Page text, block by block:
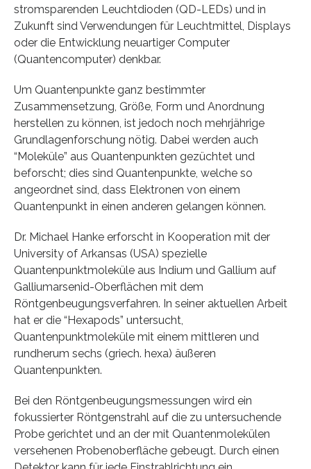
stromsparenden Leuchtdioden (QD-LEDs) und in
Zukunft sind Verwendungen für Leuchtmittel, Displays
oder die Entwicklung neuartiger Computer
(Quantencomputer) denkbar.
Um Quantenpunkte ganz bestimmter
Zusammensetzung, Größe, Form und Anordnung
herstellen zu können, ist jedoch noch mehrjährige
Grundlagenforschung nötig. Dabei werden auch
“Moleküle” aus Quantenpunkten gezüchtet und
beforscht; dies sind Quantenpunkte, welche so
angeordnet sind, dass Elektronen von einem
Quantenpunkt in einen anderen gelangen können.
Dr. Michael Hanke erforscht in Kooperation mit der
University of Arkansas (USA) spezielle
Quantenpunktmoleküle aus Indium und Gallium auf
Galliumarsenid-Oberflächen mit dem
Röntgenbeugungsverfahren. In seiner aktuellen Arbeit
hat er die “Hexapods” untersucht,
Quantenpunktmoleküle mit einem mittleren und
rundherum sechs (griech. hexa) äußeren
Quantenpunkten.
Bei den Röntgenbeugungsmessungen wird ein
fokussierter Röntgenstrahl auf die zu untersuchende
Probe gerichtet und an der mit Quantenmolekülen
versehenen Probenoberfläche gebeugt. Durch einen